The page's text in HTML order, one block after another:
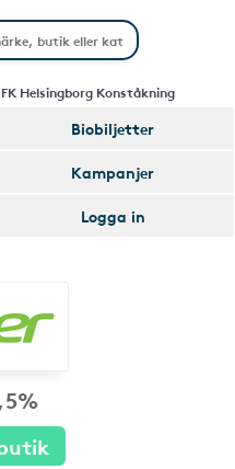
Helsingborg Konståkning
Biobiljetter
Kampanjer
Logga in